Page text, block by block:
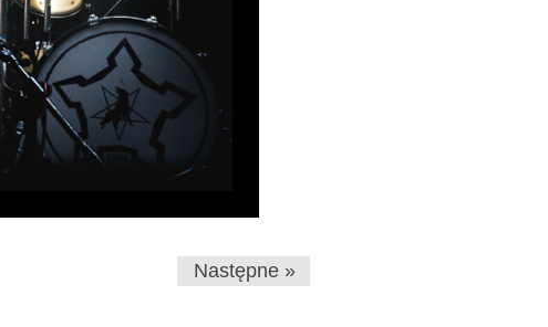
Następne »